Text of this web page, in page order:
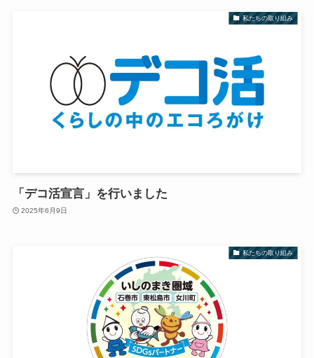
私たちの取り組み
「デコ活宣言」を行いました
2025年6月9日
私たちの取り組み